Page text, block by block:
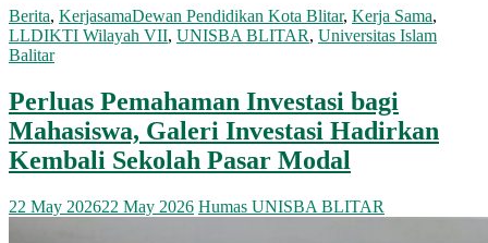
Berita, KerjasamaDewan Pendidikan Kota Blitar, Kerja Sama,
LLDIKTI Wilayah VII, UNISBA BLITAR, Universitas Islam
Balitar
Perluas Pemahaman Investasi bagi
Mahasiswa, Galeri Investasi Hadirkan
Kembali Sekolah Pasar Modal
22 May 202622 May 2026 Humas UNISBA BLITAR